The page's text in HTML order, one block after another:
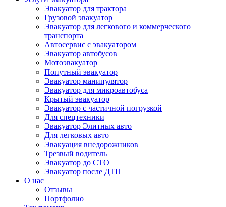
Эвакуатор для трактора
Грузовой эвакуатор
Эвакуатор для легкового и коммерческого
транспорта
Автосервис с эвакуатором
Эвакуатор автобусов
Мотоэвакуатор
Попутный эвакуатор
Эвакуатор манипулятор
Эвакуатор для микроавтобуса
Крытый эвакуатор
Эвакуатор с частичной погрузкой
Для спецтехники
Эвакуатор Элитных авто
Для легковых авто
Эвакуация внедорожников
Трезвый водитель
Эвакуатор до СТО
Эвакуатор после ДТП
О нас
Отзывы
Портфолио